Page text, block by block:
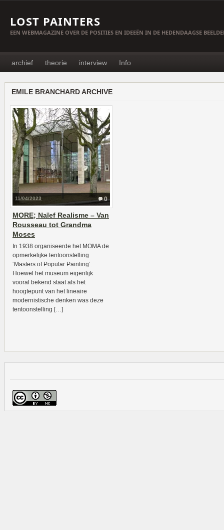
LOST PAINTERS
EEN WEBMAGAZINE OVER DE POSITIES EN IDEEËN IN DE HEDENDAAGSE
archief theorie interview Info
EMILE BRANCHARD ARCHIVE
0
11/04/2023
MORE; Naïef Realisme – Van
Rousseau tot Grandma
Moses
In 1938 organiseerde het MOMA de
opmerkelijke tentoonstelling
‘Masters of Popular Painting’.
Hoewel het museum eigenlijk
vooral bekend staat als het
hoogtepunt van het lineaire
modernistische denken was deze
tentoonstelling […]